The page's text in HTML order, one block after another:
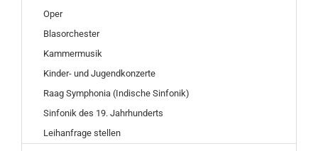
Oper
Blasorchester
Kammermusik
Kinder- und Jugendkonzerte
Raag Symphonia (Indische Sinfonik)
Sinfonik des 19. Jahrhunderts
Leihanfrage stellen